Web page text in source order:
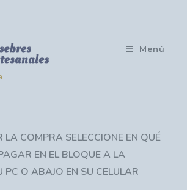
Menú
COMPRA SELECCIONE EN QUÉ
EN EL BLOQUE A LA
PC O ABAJO EN SU CELULAR